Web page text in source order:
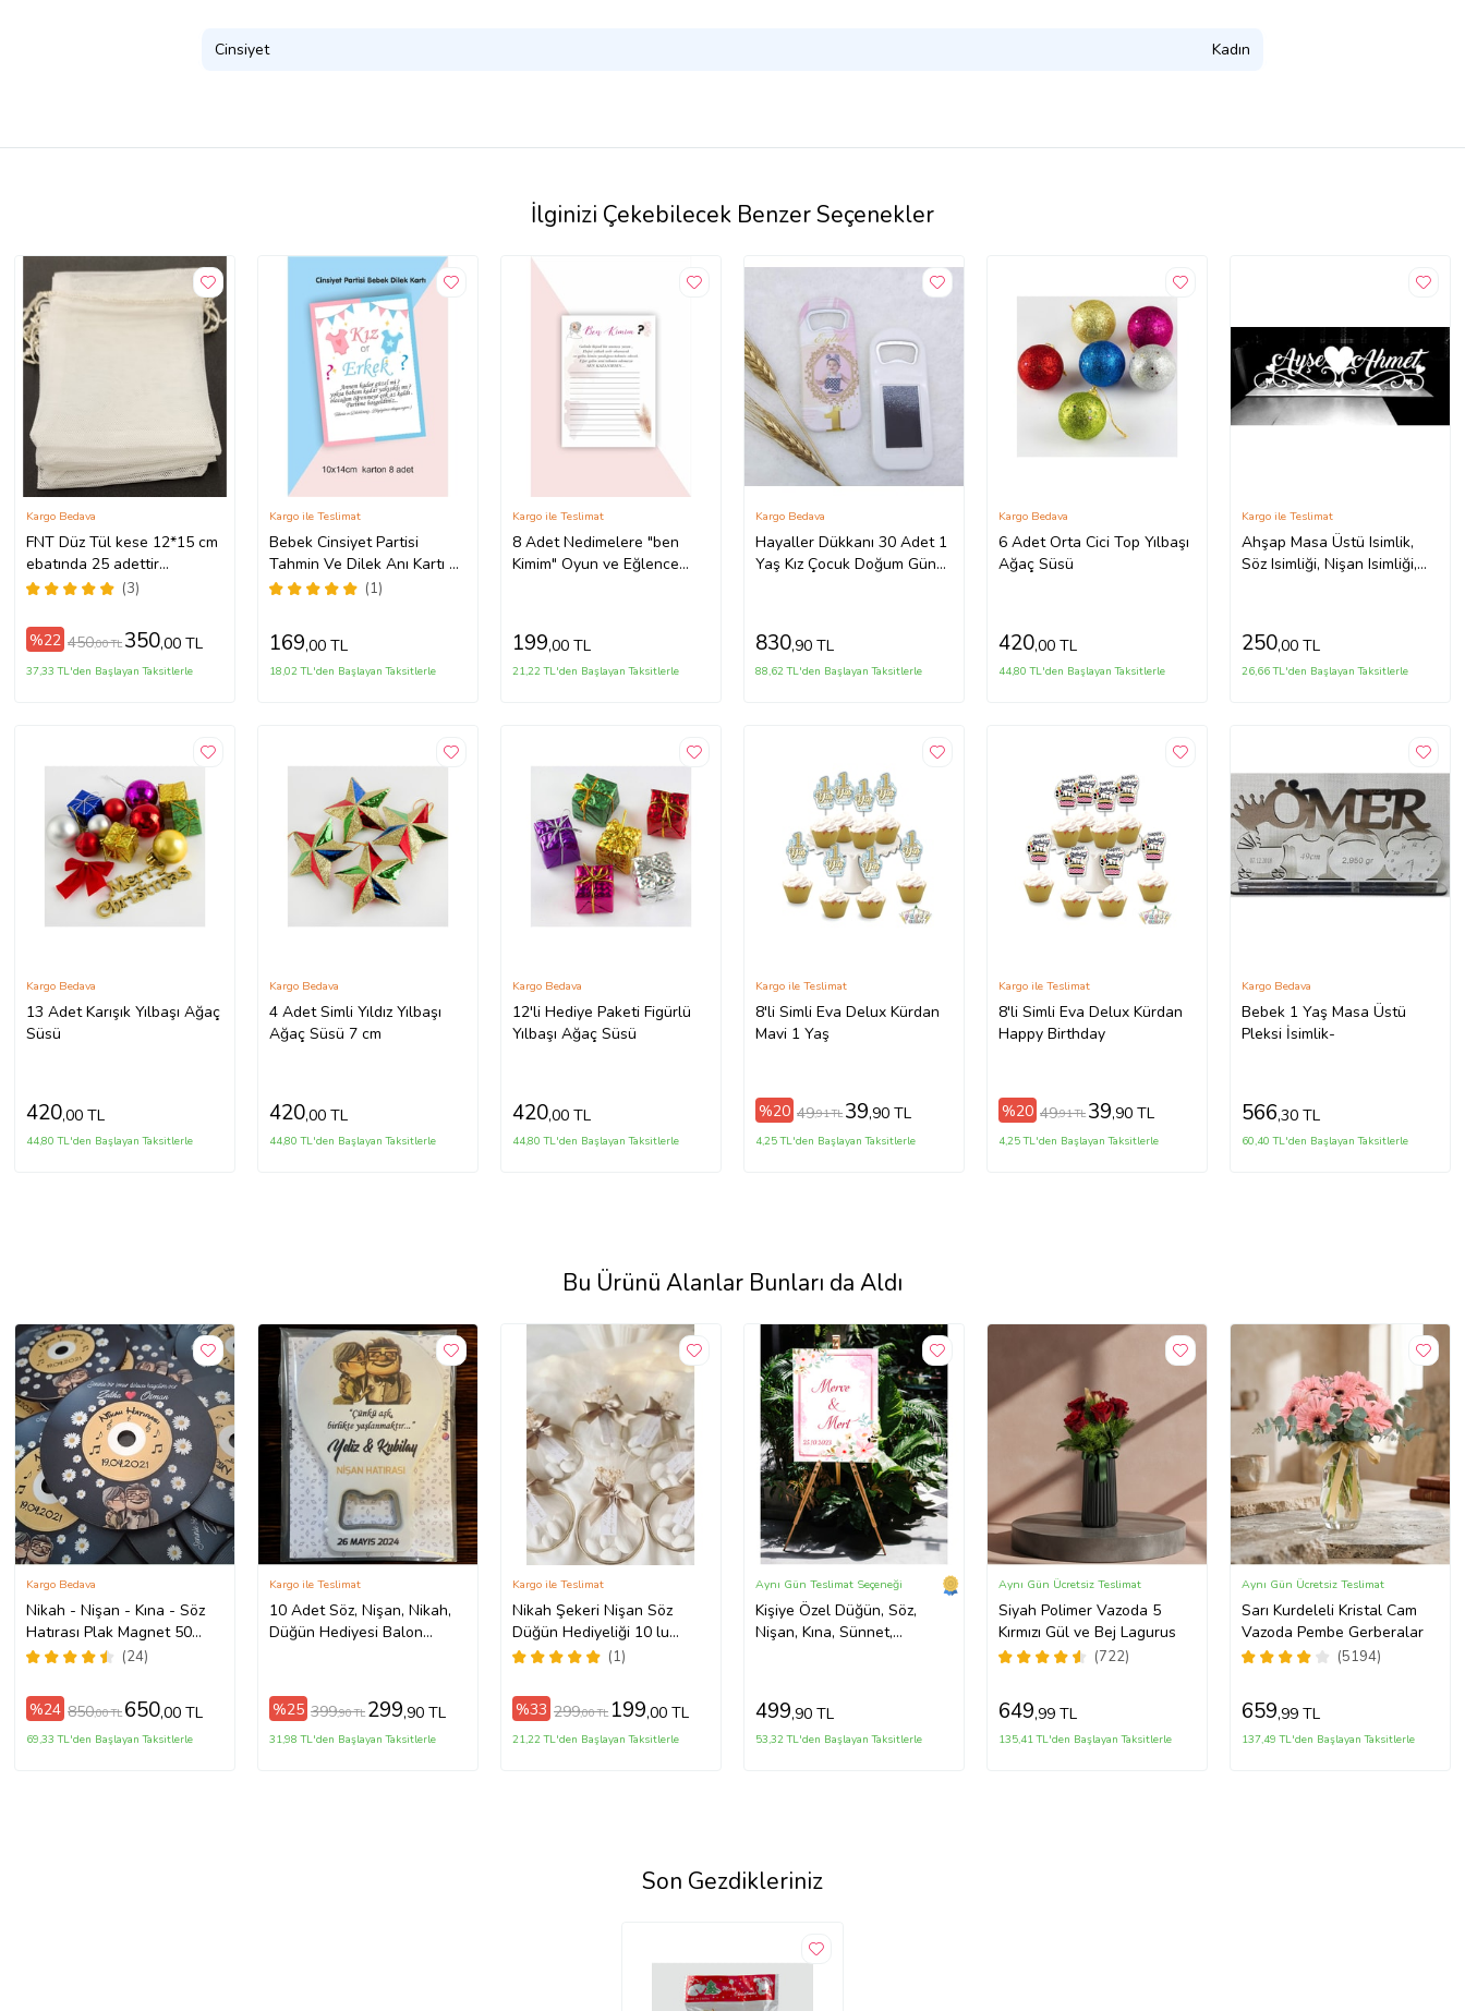
Cinsiyet Kadın
İlginizi Çekebilecek Benzer Seçenekler
FNT Düz Tül kese 12*15 cm
ebatında 25 adettir
Hediyelik Bohçalık lavanta
(3)
Kargo Bedava
%22 450,00 TL 350,00 TL
37,33 TL'den Başlayan Taksitlerle
Bebek Cinsiyet Partisi
Tahmin Ve Dilek Anı Kartı 8
Adet 10x14 cm(1)
Kargo ile Teslimat
169,00 TL
18,02 TL'den Başlayan Taksitlerle
8 Adet Nedimelere "ben
Kimim" Oyun ve Eğlence
Soru Ka
Kargo ile Teslimat
199,00 TL
21,22 TL'den Başlayan Taksitlerle
Hayaller Dükkanı 30 Adet 1
Yaş Kız Çocuk Doğum Günü
Baskılı
Kargo Bedava
830,90 TL
88,62 TL'den Başlayan Taksitlerle
6 Adet Orta Cici Top Yılbaşı
Ağaç Süsü
Kargo Bedava
420,00 TL
44,80 TL'den Başlayan Taksitlerle
Ahşap Masa Üstü Isimlik,
Söz Isimliği, Nişan Isimliği,
Kargo ile Teslimat
250,00 TL
26,66 TL'den Başlayan Taksitlerle
13 Adet Karışık Yılbaşı Ağaç
Süsü
Kargo Bedava
420,00 TL
44,80 TL'den Başlayan Taksitlerle
4 Adet Simli Yıldız Yılbaşı
Ağaç Süsü 7 cm
Kargo Bedava
420,00 TL
44,80 TL'den Başlayan Taksitlerle
12'li Hediye Paketi Figürlü
Yılbaşı Ağaç Süsü
Kargo Bedava
420,00 TL
44,80 TL'den Başlayan Taksitlerle
8'li Simli Eva Delux Kürdan
Mavi 1 Yaş
Kargo ile Teslimat
%20 49,91 TL 39,90 TL
4,25 TL'den Başlayan Taksitlerle
8'li Simli Eva Delux Kürdan
Happy Birthday
Kargo ile Teslimat
%20 49,91 TL 39,90 TL
4,25 TL'den Başlayan Taksitlerle
Bebek 1 Yaş Masa Üstü
Pleksi İsimlik-
Kargo Bedava
566,30 TL
60,40 TL'den Başlayan Taksitlerle
Bu Ürünü Alanlar Bunları da Aldı
Nikah - Nişan - Kına - Söz
Hatırası Plak Magnet 50
Adet 7x7
(24)
Kargo Bedava
%24 850,00 TL 650,00 TL
69,33 TL'den Başlayan Taksitlerle
10 Adet Söz, Nişan, Nikah,
Düğün Hediyesi Balon
Kargo ile Teslimat
%25 399,90 TL 299,90 TL
31,98 TL'den Başlayan Taksitlerle
Nikah Şekeri Nişan Söz
Düğün Hediyeliği 10 lu
(Parlak Beyaz)(1)
Kargo ile Teslimat
%33 299,00 TL 199,00 TL
21,22 TL'den Başlayan Taksitlerle
Kişiye Özel Düğün, Söz,
Nişan, Kına, Sünnet,
Aynı Gün Teslimat Seçeneği
499,90 TL
53,32 TL'den Başlayan Taksitlerle
Siyah Polimer Vazoda 5
Kırmızı Gül ve Bej Lagurus
(722)
Aynı Gün Ücretsiz Teslimat
649,99 TL
135,41 TL'den Başlayan Taksitlerle
Sarı Kurdeleli Kristal Cam
Vazoda Pembe Gerberalar
(5194)
Aynı Gün Ücretsiz Teslimat
659,99 TL
137,49 TL'den Başlayan Taksitlerle
Son Gezdikleriniz